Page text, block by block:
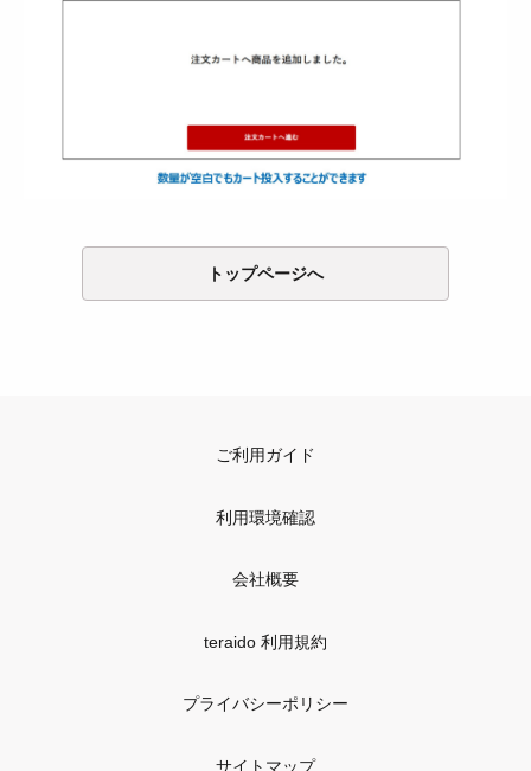
トップページへ
ご利用ガイド
利用環境確認
会社概要
teraido 利用規約
プライバシーポリシー
サイトマップ